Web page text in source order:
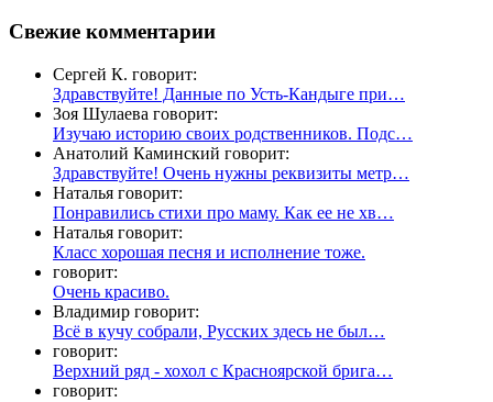
Свежие комментарии
Сергей К. говорит:
Здравствуйте! Данные по Усть-Кандыге при…
Зоя Шулаева говорит:
Изучаю историю своих родственников. Подс…
Анатолий Каминский говорит:
Здравствуйте! Очень нужны реквизиты метр…
Наталья говорит:
Понравились стихи про маму. Как ее не хв…
Наталья говорит:
Класс хорошая песня и исполнение тоже.
говорит:
Очень красиво.
Владимир говорит:
Всё в кучу собрали, Русских здесь не был…
говорит:
Верхний ряд - хохол с Красноярской брига…
говорит: